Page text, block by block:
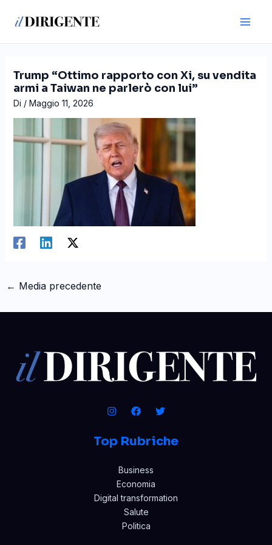
Trump “Ottimo rapporto con Xi, su vendita
armi a Taiwan ne parlerò con lui”
Di / Maggio 11, 2026
articoli
← Media precedente
Top Rubriche
Business
Economia
Digital transformation
Salute
Politica